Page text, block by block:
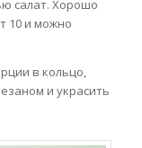
салат. Хорошо
10 и можно
в кольцо,
и украсить